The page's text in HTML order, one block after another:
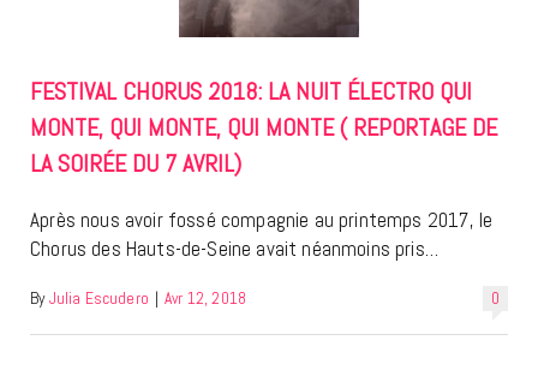
FESTIVAL CHORUS 2018: LA NUIT ÉLECTRO QUI
MONTE, QUI MONTE, QUI MONTE ( REPORTAGE DE
LA SOIRÉE DU 7 AVRIL)
Après nous avoir fossé compagnie au printemps 2017, le
Chorus des Hauts-de-Seine avait néanmoins pris…
0
By Julia Escudero | Avr 12, 2018